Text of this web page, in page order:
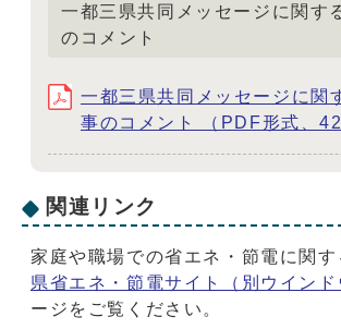
一都三県共同メッセージに関す
のコメント
一都三県共同メッセージに関
事のコメント （PDF形式、
関連リンク
家庭や職場での省エネ・節電に関す
県省エネ・節電サイト
（別ウイン
ージをご覧ください。